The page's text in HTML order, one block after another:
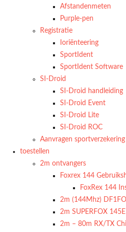
Afstandenmeten
Purple-pen
Registratie
Ioriënteering
SportIdent
SportIdent Software
SI-Droid
SI-Droid handleiding
SI-Droid Event
SI-Droid Lite
SI-Droid ROC
Aanvragen sportverzekering
toestellen
2m ontvangers
Foxrex 144
FoxRex 144
2m (144Mhz) DF1FO
2m SUPERFOX 145E
2m – 80m RX/TX